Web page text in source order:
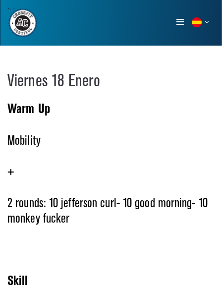
Show
Viernes 18 Enero
Warm Up
Mobility
+
2 rounds: 10 jefferson curl- 10 good morning- 10
monkey fucker
Skill